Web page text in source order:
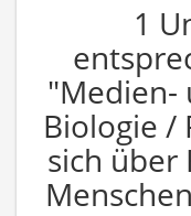
1
"Medien-
Biologie /
sich über